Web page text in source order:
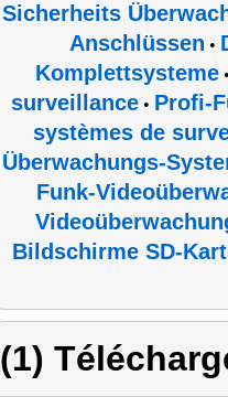
Sicherheits
Anschlüssen •
Komplettsysteme
surveillance• Profi-
systèmes de
Überwachungs-
Funk-
Bildschirme SD-
(1)